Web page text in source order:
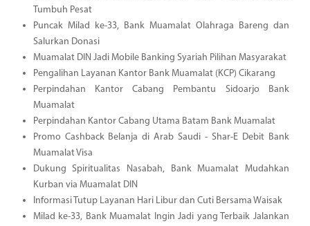
Tumbuh Pesat
Puncak Milad ke-33, Bank Muamalat Olahraga Bareng dan
Salurkan Donasi
Muamalat DIN Jadi Mobile Banking Syariah Pilihan Masyarakat
Pengalihan Layanan Kantor Bank Muamalat (KCP) Cikarang
Perpindahan Kantor Cabang Pembantu Sidoarjo Bank
Muamalat
Perpindahan Kantor Cabang Utama Batam Bank Muamalat
Promo Cashback Belanja di Arab Saudi - Shar-E Debit Bank
Muamalat Visa
Dukung Spiritualitas Nasabah, Bank Muamalat Mudahkan
Kurban via Muamalat DIN
Informasi Tutup Layanan Hari Libur dan Cuti Bersama Waisak
Milad ke-33, Bank Muamalat Ingin Jadi yang Terbaik Jalankan